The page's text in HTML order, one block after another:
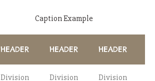
Caption Example
HEADER HEADER HEADER
Division Division Division